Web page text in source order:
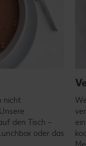
nicht
den Tisch –
oder das